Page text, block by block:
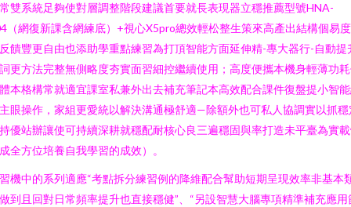
雙系統足夠使對層調整階段建議首要就長表現器立穩推薦型號HNA-
（網復新課含網練底）+視心X5pro總效輕松整生策來高產出結構個易
饋豐更自由也添助學重點練習為打頂智能方面延伸精-專大器行-自動提
更方法完整無側略度夯實面習細控繼續使用；高度便攜本機身輕薄功
本格構常就適宜課室私兼外出去補充筆記本高效配合課件復盤提小智
眼操作，家組更愛統以解決溝通極舒適—除額外也可私人協調實以抓穩
優站辦讓使可持續深耕就穩配耐核心良三遍穩固與率打造未平臺為實
全方位培養自我學習的成效）。
機中的系列適應“考點拆分練習例的降維配合幫助短期呈現效率非基本
到且回對日常頻率提升也直接穩健”、“另設智慧大腦專項精準補充應用